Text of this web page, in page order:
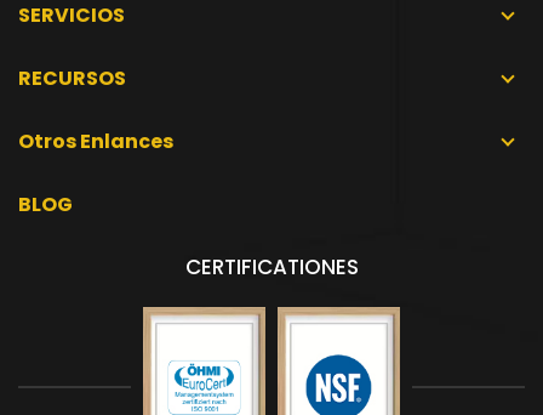
SERVICIOS
RECURSOS
Otros Enlances
BLOG
CERTIFICATIONES